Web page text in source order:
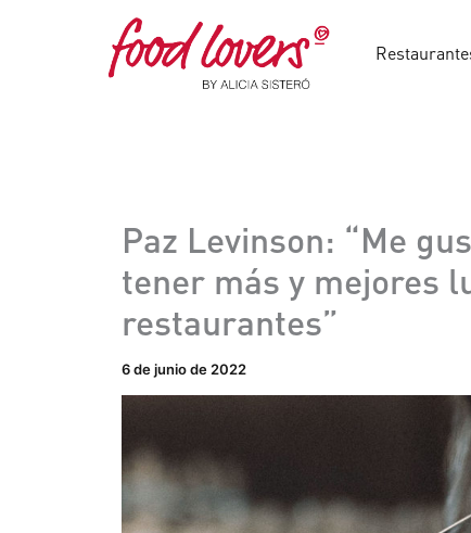
Paz Levinson: “Me
tener más y mejores
restaurantes”
6 de junio de 2022